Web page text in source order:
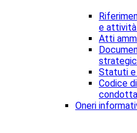
e attività
Atti
Statuti e
Codice
condotta
Oneri